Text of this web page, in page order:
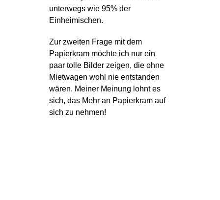
unterwegs wie 95% der
Einheimischen.
Zur zweiten Frage mit dem
Papierkram möchte ich nur ein
paar tolle Bilder zeigen, die ohne
Mietwagen wohl nie entstanden
wären. Meiner Meinung lohnt es
sich, das Mehr an Papierkram auf
sich zu nehmen!